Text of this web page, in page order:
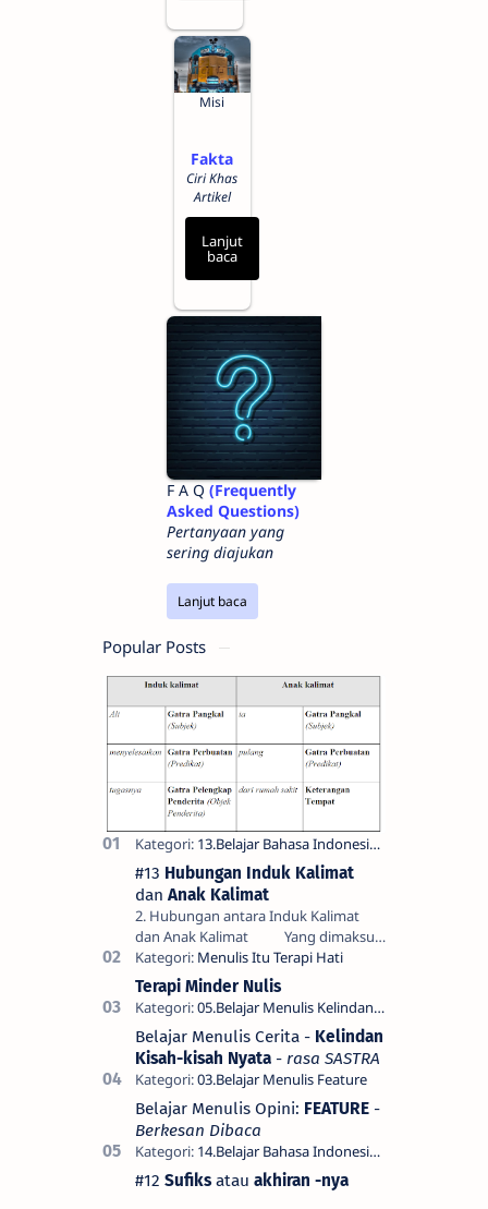
Misi
Fakta
Ciri Khas
Artikel
Lanjut
baca
F A Q (Frequently
Asked Questions)
Pertanyaan yang
sering diajukan
Lanjut baca
Popular Posts
#13 Hubungan Induk Kalimat
dan Anak Kalimat
2. Hubungan antara Induk Kalimat
dan Anak Kalimat Yang dimaksud
dengan hubungan antara induk
kalimat dan anak kalimat di sini bukan
hubung…
Terapi Minder Nulis
Belajar Menulis Cerita - Kelindan
Kisah-kisah Nyata - rasa SASTRA
Belajar Menulis Opini: FEATURE -
Berkesan Dibaca
#12 Sufiks atau akhiran -nya